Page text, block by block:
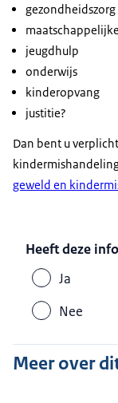
gezondheidszorg
jeugdhulp
onderwijs
kinderopvang
justitie?
Dan bent u
geweld en
Heeft deze
Ja
Nee
Meer over